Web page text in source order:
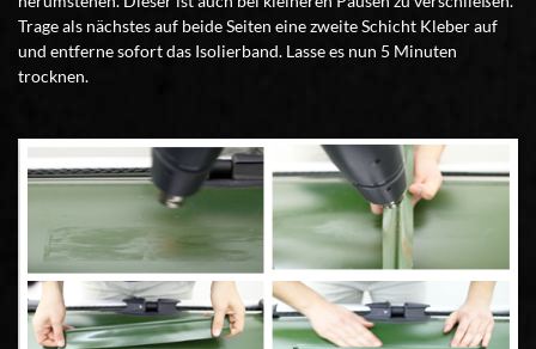
Trage als nächstes auf beide Seiten eine zweite Schicht Kleber auf
und entferne sofort das Isolierband. Lasse es nun 5 Minuten
trocknen.